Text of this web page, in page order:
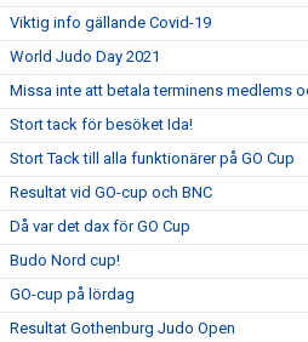
Viktig info gällande Covid-19
World Judo Day 2021
Missa inte att betala terminens medlems
Stort tack för besöket Ida!
Stort Tack till alla funktionärer på GO Cup
Resultat vid GO-cup och BNC
Då var det dax för GO Cup
Budo Nord cup!
GO-cup på lördag
Resultat Gothenburg Judo Open